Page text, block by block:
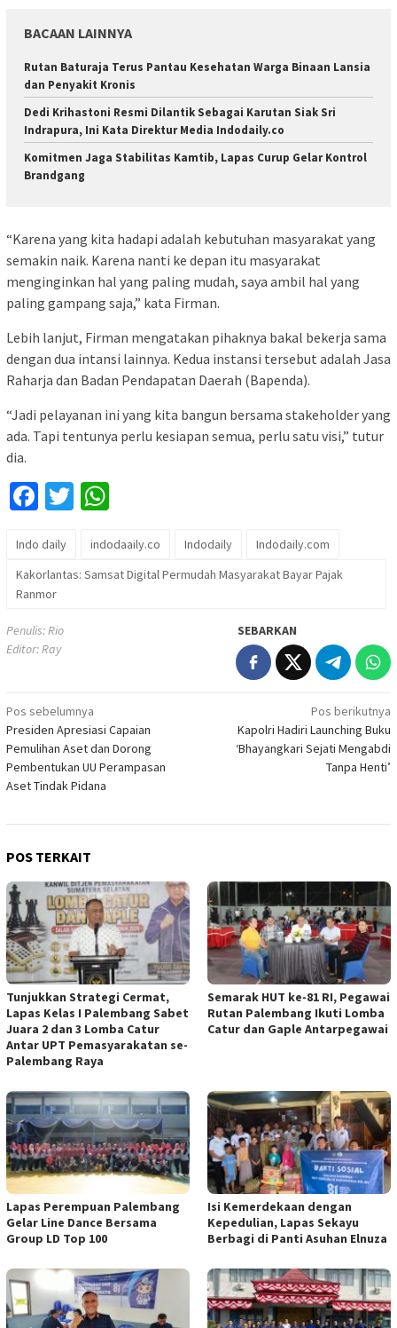
BACAAN LAINNYA
Rutan Baturaja Terus Pantau Kesehatan Warga Binaan Lansia
dan Penyakit Kronis
Dedi Krihastoni Resmi Dilantik Sebagai Karutan Siak Sri
Indrapura, Ini Kata Direktur Media Indodaily.co
Komitmen Jaga Stabilitas Kamtib, Lapas Curup Gelar Kontrol
Brandgang
“Karena yang kita hadapi adalah kebutuhan masyarakat yang
semakin naik. Karena nanti ke depan itu masyarakat
menginginkan hal yang paling mudah, saya ambil hal yang
paling gampang saja,” kata Firman.
Lebih lanjut, Firman mengatakan pihaknya bakal bekerja sama
dengan dua intansi lainnya. Kedua instansi tersebut adalah Jasa
Raharja dan Badan Pendapatan Daerah (Bapenda).
“Jadi pelayanan ini yang kita bangun bersama stakeholder yang
ada. Tapi tentunya perlu kesiapan semua, perlu satu visi,” tutur
dia.
Facebook
Twitter
Indo daily indodaaily.co Indodaily
Indodaily.com
Kakorlantas: Samsat Digital Permudah Masyarakat Bayar Pajak
Ranmor
Penulis: Rio
Editor: Ray
SEBARKAN
Navigasi
pos
Pos sebelumnya
Presiden Apresiasi Capaian
Pemulihan Aset dan Dorong
Pembentukan UU Perampasan
Aset Tindak Pidana
Pos berikutnya
Kapolri Hadiri Launching Buku
‘Bhayangkari Sejati Mengabdi
Tanpa Henti’
POS TERKAIT
Tunjukkan Strategi Cermat,
Lapas Kelas I Palembang Sabet
Juara 2 dan 3 Lomba Catur
Antar UPT Pemasyarakatan se-
Palembang Raya
Semarak HUT ke-81 RI, Pegawai
Rutan Palembang Ikuti Lomba
Catur dan Gaple Antarpegawai
Lapas Perempuan Palembang
Gelar Line Dance Bersama
Group LD Top 100
Isi Kemerdekaan dengan
Kepedulian, Lapas Sekayu
Berbagi di Panti Asuhan Elnuza